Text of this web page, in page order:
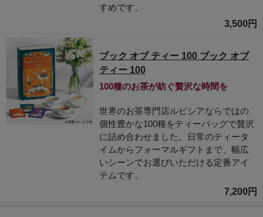
すめです。
3,500円
ブック オブ ティー 100 ブック オブ
ティー 100
100種のお茶が紡ぐ贅沢な時間を
世界のお茶専門店ルピシアならではの
個性豊かな100種をティーバッグで贅沢
に詰め合わせました。日常のティータ
イムからフォーマルギフトまで、幅広
いシーンでお選びいただける定番アイ
テムです。
7,200円